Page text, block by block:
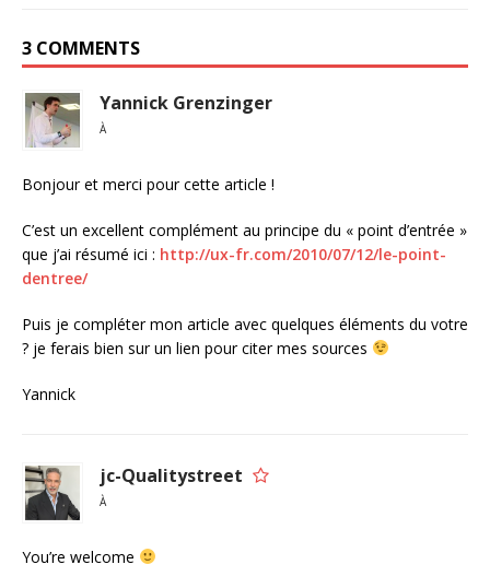
3 COMMENTS
Yannick Grenzinger
À
Bonjour et merci pour cette article !
C’est un excellent complément au principe du « point d’entrée »
que j’ai résumé ici : http://ux-fr.com/2010/07/12/le-point-
dentree/
Puis je compléter mon article avec quelques éléments du votre
? je ferais bien sur un lien pour citer mes sources
Yannick
jc-Qualitystreet
À
You’re welcome